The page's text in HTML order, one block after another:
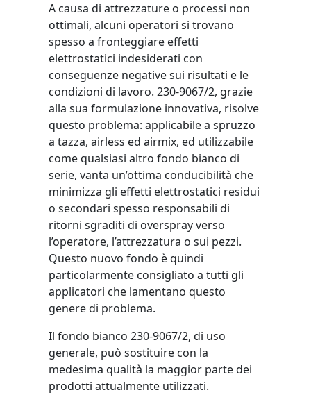
A causa di attrezzature o processi non
ottimali, alcuni operatori si trovano
spesso a fronteggiare effetti
elettrostatici indesiderati con
conseguenze negative sui risultati e le
condizioni di lavoro. 230-9067/2, grazie
alla sua formulazione innovativa, risolve
questo problema: applicabile a spruzzo
a tazza, airless ed airmix, ed utilizzabile
come qualsiasi altro fondo bianco di
serie, vanta un’ottima conducibilità che
minimizza gli effetti elettrostatici residui
o secondari spesso responsabili di
ritorni sgraditi di overspray verso
l’operatore, l’attrezzatura o sui pezzi.
Questo nuovo fondo è quindi
particolarmente consigliato a tutti gli
applicatori che lamentano questo
genere di problema.
Il fondo bianco 230-9067/2, di uso
generale, può sostituire con la
medesima qualità la maggior parte dei
prodotti attualmente utilizzati.